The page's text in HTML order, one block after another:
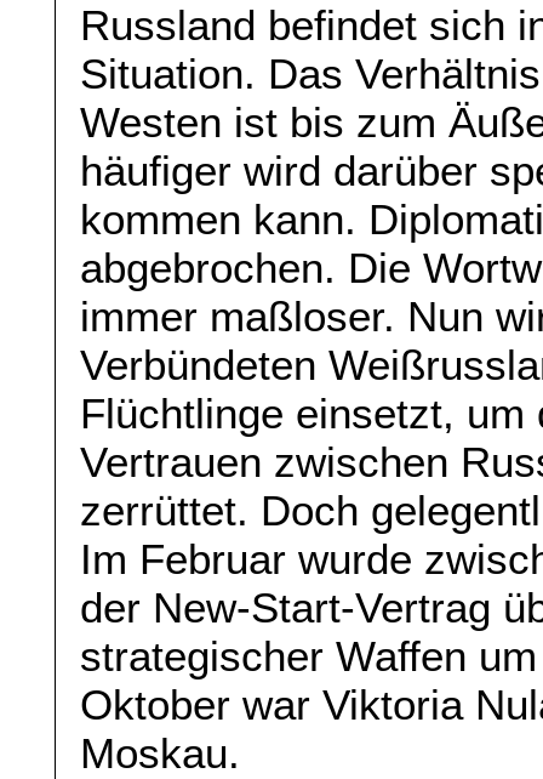
Russland befindet sich
Situation. Das
Westen ist bis zum
häufiger wird darüber
kommen kann.
abgebrochen. Die
immer maßloser. Nun
Verbündeten
Flüchtlinge einsetzt,
Vertrauen zwischen
zerrüttet. Doch
Im Februar wurde
der New-Start-Vertrag
strategischer Waffen
Oktober war Viktoria
Moskau.